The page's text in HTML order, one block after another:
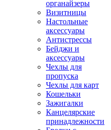
органайзеры
Визитницы
Настольные
аксессуары
Антистрессы
Бейджи и
аксессуары
Чехлы для
пропуска
Чехлы для карт
Кошельки
Зажигалки
Канцелярские
принадлежности